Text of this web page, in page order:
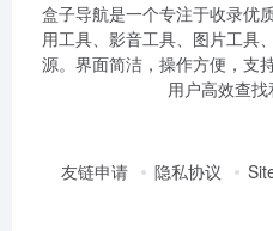
盒子导航是一个专注于收录优
用工具、影音工具、图片工具
源。界面简洁，操作方便，支
用户高效查找
友链申请 隐私协议